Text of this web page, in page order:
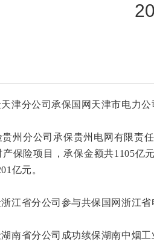
津分公司承保国网天津市电力
州分公司承保贵州电网有限责
产保险项目，承保金额共1105
亿元。
江省分公司参与共保国网浙江
南省分公司成功续保湖南中烟